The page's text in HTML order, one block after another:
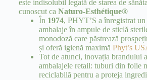
este indisolubil legată de starea de
cunoscut ca Naturo-Esthétique®
În 1974, PHYT’S a înregistrat
ambalaje în ampule de sticlă
monodoză care păstrează
și oferă igienă maximă Phyt’s
Tot de atunci, inovația brandului
ambalajele retail: tuburi din folie
reciclabilă pentru a proteja